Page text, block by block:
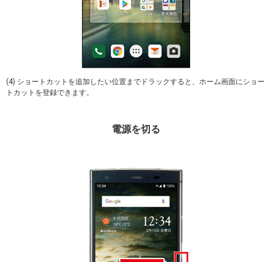
(4) ショートカットを追加したい位置までドラックすると、ホーム画面にショー
トカットを登録できます。
電源を切る